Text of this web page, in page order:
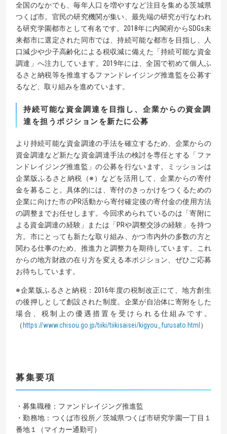
全国のなかでも、毎年人口を増やすなど注目を集める茨城県
つくば市。官民の研究機関が集い、最先端の研究が行なわれ
る研究学園都市として有名です。2018年に内閣府からSDGs未
来都市に選定された同市では、持続可能な都市を目指し、人
口減少や少子高齢化による税収減に備えた「持続可能な資金
調達」へ注力しています。2019年には、全国で初めて個人ふ
るさと納税等を推進するファンドレイジング推進監を公募す
るなど、取り組みを進めています。
持続可能な資金調達を目指し、企業からの資金調
達を担うポジションを新たに公募
より持続可能な資金調達の手法を確立するため、企業からの
資金調達など新たな資金調達手法の検討を専任とする「ファ
ンドレイジング推進監」の公募を行ないます。ミッションは
企業版ふるさと納税（※）などを活用して、企業からの寄付
金を募ること。具体的には、寄付のきっかけをつくるための
企業に向けた市のPR活動から寄付確定後の寄付金の使用方法
の調整までお任せします。今回求められているのは「寄附に
よる資金調達の経験」または「PRや調整交渉の経験」を持つ
方。市にとっても新たな取り組み、かつ市内外の多数の方と
関わる仕事のため、推進力と調整力を期待しています。これ
からの地方財政の在り方を変える本ポジション、ぜひご応募
お待ちしています。
※企業版ふるさと納税：2016年度の税制改正にて、地方創生
の後押しとして創設された制度。企業が自治体に寄附をした
場合、税制上の優遇措置を受けられる仕組みです。
（https://www.chisou.go.jp/tiiki/tiikisaisei/kigyou_furusato.html）
募集要項
・募集職種：ファンドレイジング推進監
・勤務地：つくば市役所／茨城県つくば市研究学園一丁目１
番地１（マイカー通勤可）